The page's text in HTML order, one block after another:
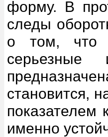
форму. В
следы
о том, что
становится,
показателем
именно